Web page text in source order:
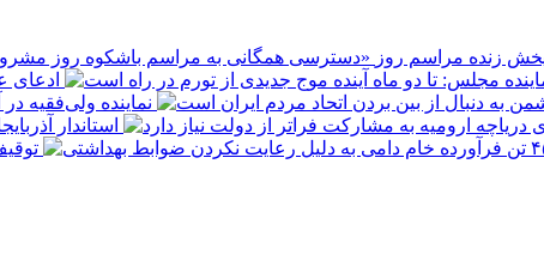
زنده مراسم روز
ادعای
نماینده ولی‌فقیه
استاندار
توقیف ۴۵۰ تن فرآورده خام دامی به دلیل رعایت